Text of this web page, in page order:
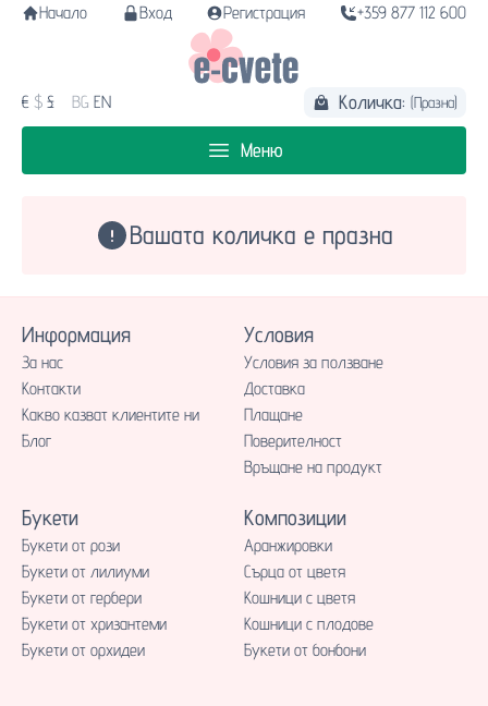
Начало Вход Регистрация +359 877 112 600
€ $ £ BG EN Количка: (Празна)
Меню
Вашата количка е празна
Информация
За нас
Контакти
Какво казват клиентите ни
Блог
Условия
Условия за ползване
Доставка
Плащане
Поверителност
Връщане на продукт
Букети
Букети от рози
Букети от лилиуми
Букети от гербери
Букети от хризантеми
Букети от орхидеи
Композиции
Аранжировки
Сърца от цветя
Кошници с цветя
Кошници с плодове
Букети от бонбони